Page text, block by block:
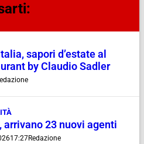
sapori d’estate al
by Claudio Sadler
arrivano 23 nuovi agenti
17:27Redazione